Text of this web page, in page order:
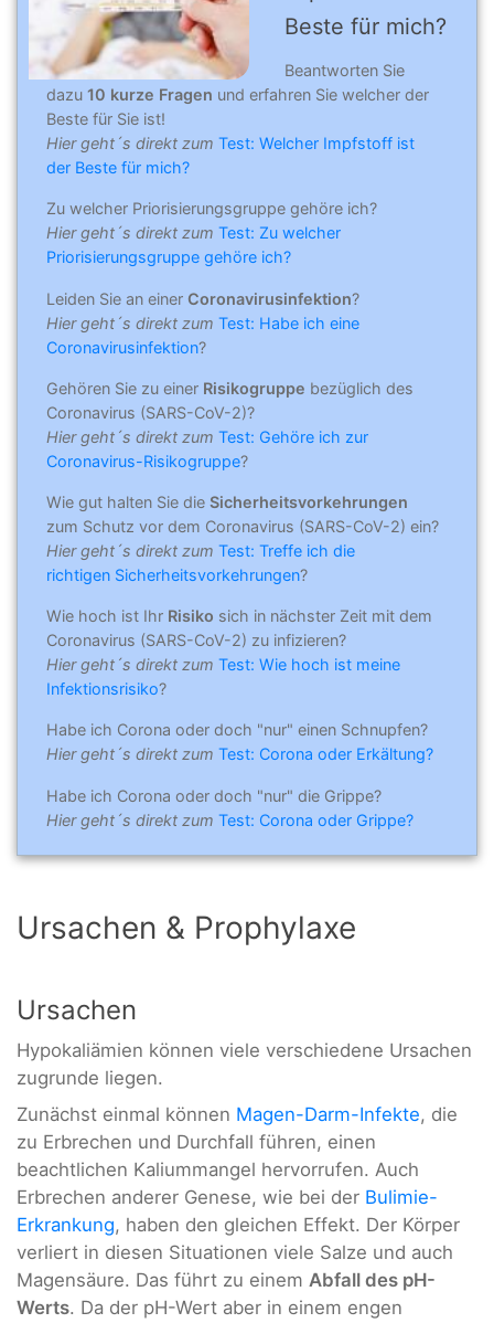
Beste für mich?
Beantworten Sie
dazu 10 kurze Fragen und erfahren Sie welcher der
Beste für Sie ist!
Hier geht´s direkt zum Test: Welcher Impfstoff ist
der Beste für mich?
Zu welcher Priorisierungsgruppe gehöre ich?
Hier geht´s direkt zum Test: Zu welcher
Priorisierungsgruppe gehöre ich?
Leiden Sie an einer Coronavirusinfektion?
Hier geht´s direkt zum Test: Habe ich eine
Coronavirusinfektion?
Gehören Sie zu einer Risikogruppe bezüglich des
Coronavirus (SARS-CoV-2)?
Hier geht´s direkt zum Test: Gehöre ich zur
Coronavirus-Risikogruppe?
Wie gut halten Sie die Sicherheitsvorkehrungen
zum Schutz vor dem Coronavirus (SARS-CoV-2) ein?
Hier geht´s direkt zum Test: Treffe ich die
richtigen Sicherheitsvorkehrungen?
Wie hoch ist Ihr Risiko sich in nächster Zeit mit dem
Coronavirus (SARS-CoV-2) zu infizieren?
Hier geht´s direkt zum Test: Wie hoch ist meine
Infektionsrisiko?
Habe ich Corona oder doch "nur" einen Schnupfen?
Hier geht´s direkt zum Test: Corona oder Erkältung?
Habe ich Corona oder doch "nur" die Grippe?
Hier geht´s direkt zum Test: Corona oder Grippe?
Ursachen & Prophylaxe
Ursachen
Hypokaliämien können viele verschiedene Ursachen
zugrunde liegen.
Zunächst einmal können Magen-Darm-Infekte, die
zu Erbrechen und Durchfall führen, einen
beachtlichen Kaliummangel hervorrufen. Auch
Erbrechen anderer Genese, wie bei der Bulimie-
Erkrankung, haben den gleichen Effekt. Der Körper
verliert in diesen Situationen viele Salze und auch
Magensäure. Das führt zu einem Abfall des pH-
Werts. Da der pH-Wert aber in einem engen